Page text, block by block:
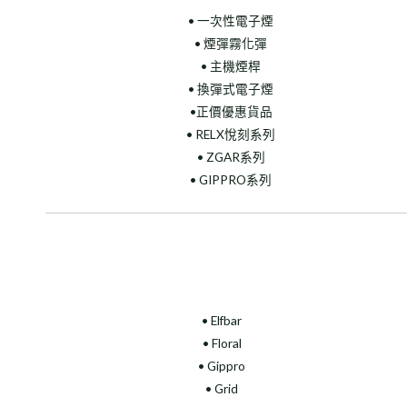
• 一次性電子煙
• 煙彈霧化彈
• 主機煙桿
• 換彈式電子煙
•正價優惠貨品
• RELX悅刻系列
• ZGAR系列
• GIPPRO系列
• Elfbar
• Floral
• Gippro
• Grid